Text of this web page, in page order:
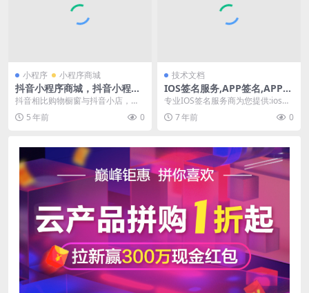
小程序 小程序商城
抖音小程序商城，抖音小程序
商城开发
抖音相比购物橱窗与抖音小店，小
程序拥有更多的入口，且完整覆盖
了引流、留存、裂变的...
5 年前 0
技术文档
IOS签名服务,APP签名,APP测
试签名,苹果APP稳定签名
专业IOS签名服务商为您提供:ios企
业签名,苹果APP签名,ipa企业签名,
i... 7 年前 0